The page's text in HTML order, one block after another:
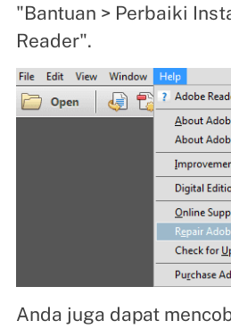
"Bantuan > Perbaiki
Reader".
Anda juga dapat